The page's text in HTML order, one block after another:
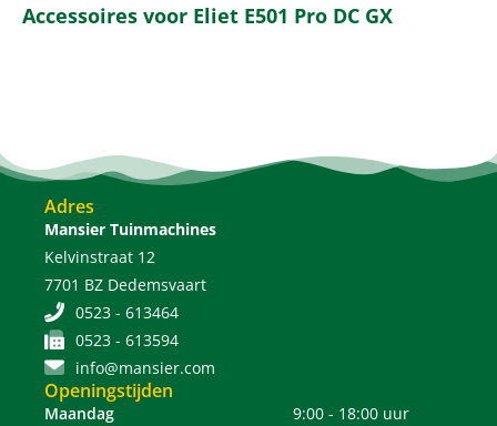
Accessoires voor Eliet E501 Pro DC GX
Adres
Mansier Tuinmachines
Kelvinstraat 12
7701 BZ Dedemsvaart
0523 - 613464
0523 - 613594
info@mansier.com
Openingstijden
Maandag
9:00 - 18:00 uur